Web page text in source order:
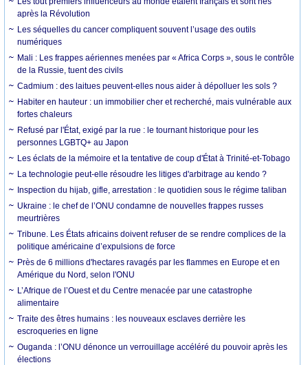
après la Révolution
Les séquelles du cancer compliquent souvent l’usage des outils
numériques
Mali : Les frappes aériennes menées par « Africa Corps », sous le contrôle
de la Russie, tuent des civils
Cadmium : des laitues peuvent-elles nous aider à dépolluer les sols ?
Habiter en hauteur : un immobilier cher et recherché, mais vulnérable aux
fortes chaleurs
Refusé par l'État, exigé par la rue : le tournant historique pour les
personnes LGBTQ+ au Japon
Les éclats de la mémoire et la tentative de coup d'État à Trinité-et-Tobago
La technologie peut-elle résoudre les litiges d'arbitrage au kendo ?
Inspection du hijab, gifle, arrestation : le quotidien sous le régime taliban
Ukraine : le chef de l’ONU condamne de nouvelles frappes russes
meurtrières
Tribune. Les États africains doivent refuser de se rendre complices de la
politique américaine d’expulsions de force
Près de 6 millions d'hectares ravagés par les flammes en Europe et en
Amérique du Nord, selon l'ONU
L’Afrique de l’Ouest et du Centre menacée par une catastrophe
alimentaire
Traite des êtres humains : les nouveaux esclaves derrière les
escroqueries en ligne
Ouganda : l’ONU dénonce un verrouillage accéléré du pouvoir après les
élections